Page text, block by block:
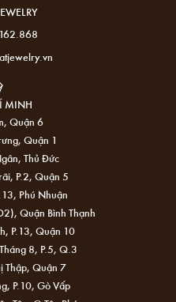
MINH
Quận 6
Quận 1
Thủ Đức
P.2, Quận 5
Phú Nhuận
Quận Bình Thạnh
P.13, Quận 10
8, P.5, Q.3
Thập, Quận 7
P.10, Gò Vấp